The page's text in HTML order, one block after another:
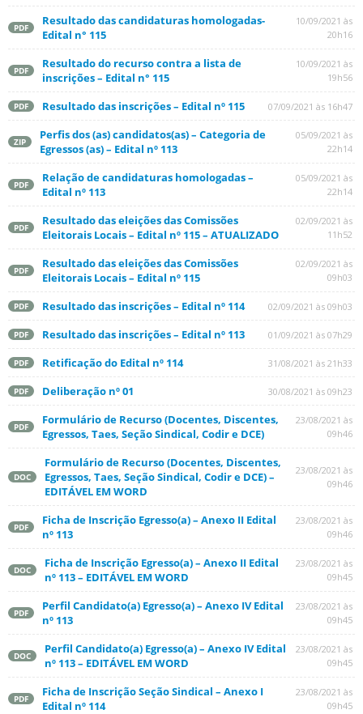
PDF
Resultado das candidaturas homologadas-
Edital n° 115
10/09/2021 às
20h16
PDF
Resultado do recurso contra a lista de
inscrições – Edital n° 115
10/09/2021 às
19h56
PDF Resultado das inscrições – Edital nº 115 07/09/2021 às 16h47
ZIP
Perfis dos (as) candidatos(as) – Categoria de
Egressos (as) – Edital nº 113
05/09/2021 às
22h14
PDF
Relação de candidaturas homologadas –
Edital nº 113
05/09/2021 às
22h14
PDF
Resultado das eleições das Comissões
Eleitorais Locais – Edital nº 115 – ATUALIZADO
02/09/2021 às
11h52
PDF
Resultado das eleições das Comissões
Eleitorais Locais – Edital nº 115
02/09/2021 às
09h03
PDF Resultado das inscrições – Edital nº 114 02/09/2021 às 09h03
PDF Resultado das inscrições – Edital nº 113 01/09/2021 às 07h29
PDF Retificação do Edital nº 114 31/08/2021 às 21h33
PDF Deliberação nº 01 30/08/2021 às 09h23
PDF
Formulário de Recurso (Docentes, Discentes,
Egressos, Taes, Seção Sindical, Codir e DCE)
23/08/2021 às
09h46
DOC
Formulário de Recurso (Docentes, Discentes,
Egressos, Taes, Seção Sindical, Codir e DCE) –
EDITÁVEL EM WORD
23/08/2021 às
09h46
PDF
Ficha de Inscrição Egresso(a) – Anexo II Edital
nº 113
23/08/2021 às
09h46
DOC
Ficha de Inscrição Egresso(a) – Anexo II Edital
nº 113 – EDITÁVEL EM WORD
23/08/2021 às
09h45
PDF
Perfil Candidato(a) Egresso(a) – Anexo IV Edital
nº 113
23/08/2021 às
09h45
DOC
Perfil Candidato(a) Egresso(a) – Anexo IV Edital
nº 113 – EDITÁVEL EM WORD
23/08/2021 às
09h45
PDF
Ficha de Inscrição Seção Sindical – Anexo I
Edital nº 114
23/08/2021 às
09h45